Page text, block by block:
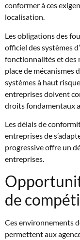
conformer à ces
localisation.
Les obligations des
officiel des systèmes
fonctionnalités et des
place de mécanismes
systèmes à haut
entreprises doivent
droits fondamentaux
Les délais de
entreprises de
progressive offre un
entreprises.
de
Ces environnements
permettent aux